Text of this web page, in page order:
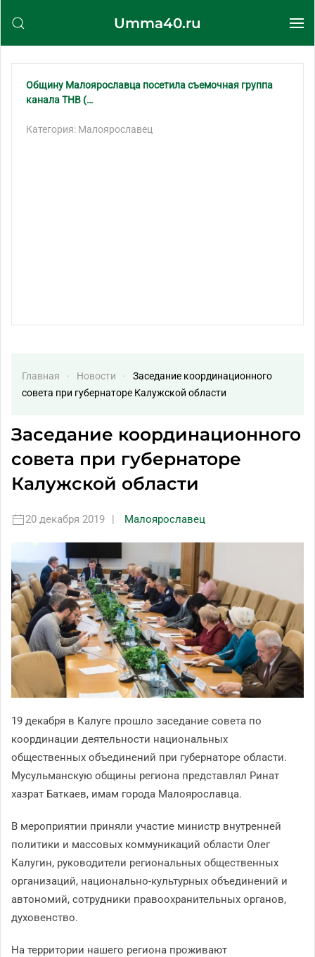
Umma40.ru
Общину Малоярославца посетила съемочная группа
канала ТНВ (…
Категория: Малоярославец
Главная Новости
Заседание координационного
совета при губернаторе Калужской области
Заседание координационного
совета при губернаторе
Калужской области
20 декабря 2019 Малоярославец
19 декабря в Калуге прошло заседание совета по
координации деятельности национальных
общественных объединений при губернаторе области.
Мусульманскую общины региона представлял Ринат
хазрат Баткаев, имам города Малоярославца.
В мероприятии приняли участие министр внутренней
политики и массовых коммуникаций области Олег
Калугин, руководители региональных общественных
организаций, национально-культурных объединений и
автономий, сотрудники правоохранительных органов,
духовенство.
На территории нашего региона проживают